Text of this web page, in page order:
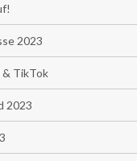
2023
TikTok
2023